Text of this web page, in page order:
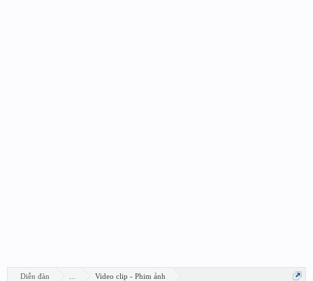
Diễn đàn Video clip - Phim ảnh